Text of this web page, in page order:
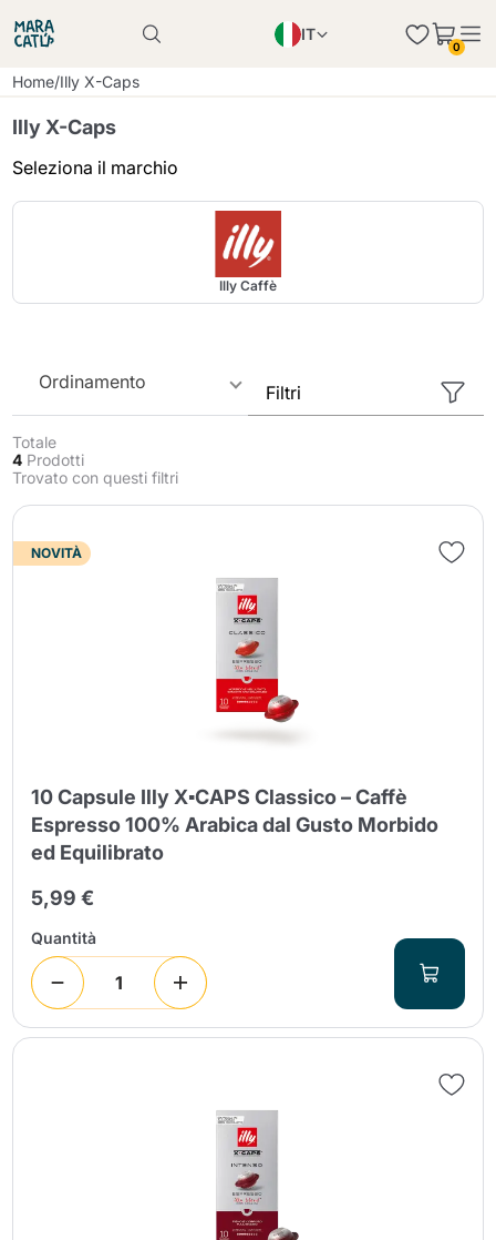
IT
0
Home/Illy X-Caps
Illy X-Caps
Seleziona il marchio
Illy Caffè
Ordinamento
Filtri
Totale
4 Prodotti
Trovato con questi filtri
NOVITÀ
10 Capsule Illy X▪CAPS Classico – Caffè
Espresso 100% Arabica dal Gusto Morbido
ed Equilibrato
5,99 €
Quantità
Il prodotto è stato aggiunto con successo al
Il prodotto è stato aggiunto con successo al
Continua a fare acquisti
Continua a fare acquisti
Aggiungi la quantità minima consentita
Continua a fare acquisti
Invia